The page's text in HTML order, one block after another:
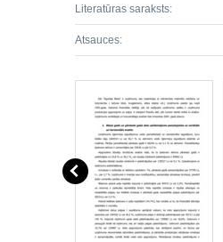
Literatūras saraksts:
Atsauces: